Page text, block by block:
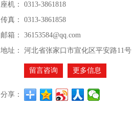
座机：
0313-3861818
传真：
0313-3861858
邮箱：
36153584@qq.com
地址：
河北省张家口市宣化区平安路11号
留言咨询 更多信息
分享：